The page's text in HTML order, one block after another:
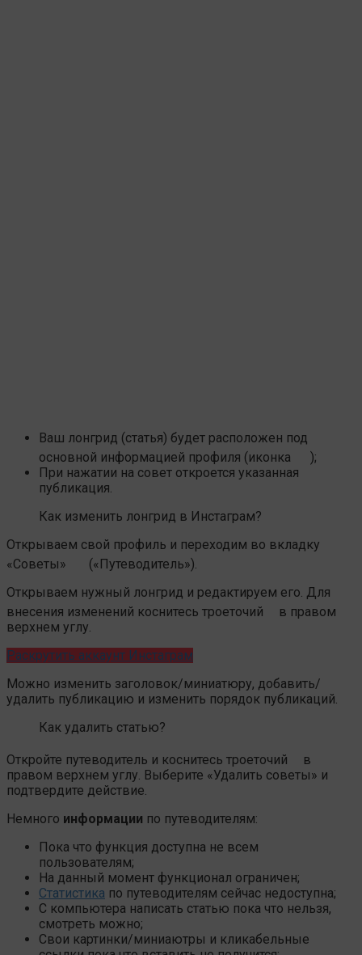
Ваш лонгрид (статья) будет расположен под
основной информацией профиля (иконка
);
При нажатии на совет откроется указанная
публикация.
Как изменить лонгрид в Инстаграм?
Открываем свой профиль и переходим во вкладку
«Советы»
(«Путеводитель»).
Открываем нужный лонгрид и редактируем его. Для
внесения изменений коснитесь троеточий
в правом
верхнем углу.
Раскрутить аккаунт Инстаграм
Можно изменить заголовок/миниатюру, добавить/
удалить публикацию и изменить порядок публикаций.
Как удалить статью?
Откройте путеводитель и коснитесь троеточий
в
правом верхнем углу. Выберите «Удалить советы» и
подтвердите действие.
Немного информации по путеводителям:
Пока что функция доступна не всем
пользователям;
На данный момент функционал ограничен;
Статистика по путеводителям сейчас недоступна;
С компьютера написать статью пока что нельзя,
смотреть можно;
Свои картинки/миниаютры и кликабельные